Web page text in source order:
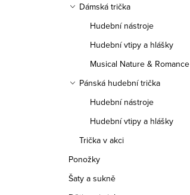
Dámská trička
Hudební nástroje
Hudební vtipy a hlášky
Musical Nature & Romance
Pánská hudební trička
Hudební nástroje
Hudební vtipy a hlášky
Trička v akci
Ponožky
Šaty a sukně